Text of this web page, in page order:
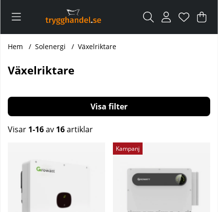
.
Hem Solenergi Växelriktare
Växelriktare
Filtrera
Visar 1-16av 16artiklar
Kampanj